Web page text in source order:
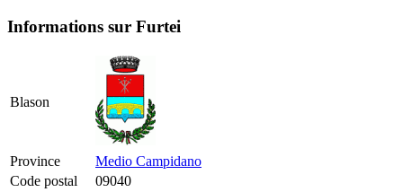
Informations sur Furtei
Blason
Province
Medio Campidano
Code postal
09040